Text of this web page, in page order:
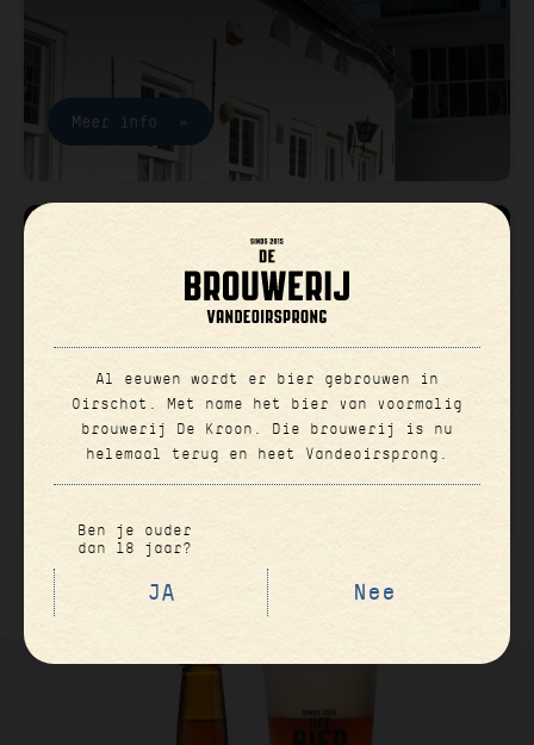
Meer info
19 t/m 23 aug 2026
DE SMAKELIJKE HAP
VANDEOIRSPRONG
Al eeuwen wordt er bier gebrouwen in
Oirschot. Met name het bier van voormalig
brouwerij De Kroon. Die brouwerij is nu
helemaal terug en heet Vandeoirsprong.
Ben je ouder
dan 18 jaar?
JA Nee